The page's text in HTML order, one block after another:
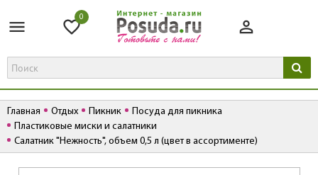
0
Главная Отдых Пикник
Посуда для пикника
Пластиковые миски и салатники
Салатник "Нежность", объем 0,5 л (цвет в ассортименте)